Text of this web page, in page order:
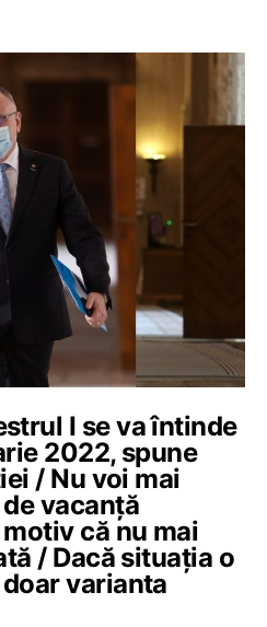
I se va întinde
2022, spune
/ Nu voi mai
vacanță
că nu mai
/ Dacă situația o
varianta